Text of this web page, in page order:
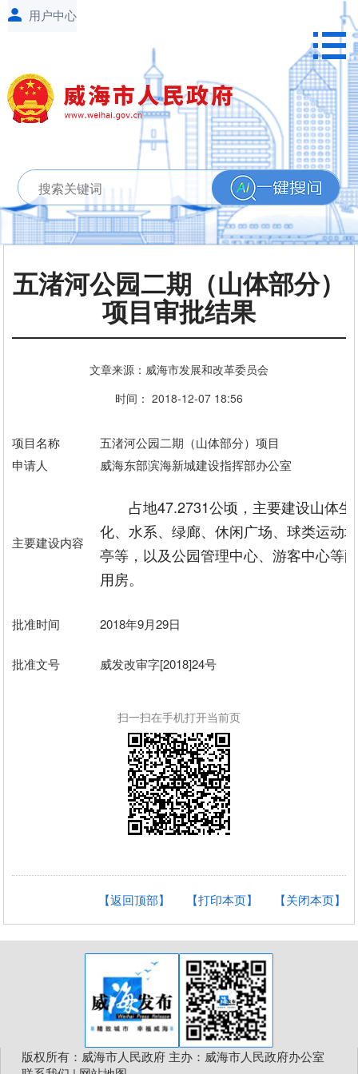
五渚河公园二期（山体部分）
项目审批结果
文章来源：威海市发展和改革委员会
时间： 2018-12-07 18:56
项目名称
五渚河公园二期（山体部分）项目
申请人
威海东部滨海新城建设指挥部办公室
主要建设内容
占地47.2731公顷，主要建设山体生
化、水系、绿廊、休闲广场、球类运动
亭等，以及公园管理中心、游客中心等
用房。
批准时间 2018年9月29日
批准文号 威发改审字[2018]24号
扫一扫在手机打开当前页
【关闭本页】
【打印本页】
【返回顶部】
版权所有：威海市人民政府 主办：威海市人民政府办公室